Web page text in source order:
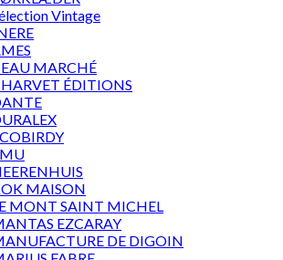
Vintage
MARCHÉ
ÉDITIONS
MAISON
MONT SAINT MICHEL
EZCARAY
DE DIGOIN